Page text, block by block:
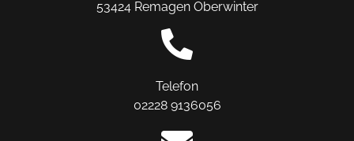
53424 Remagen Oberwinter
Telefon
02228 9136056